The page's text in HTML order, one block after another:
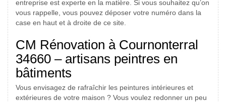
entreprise est experte en la matière. Si vous souhaitez qu’on
vous rappelle, vous pouvez déposer votre numéro dans la
case en haut et à droite de ce site.
CM Rénovation à Cournonterral
34660 – artisans peintres en
bâtiments
Vous envisagez de rafraîchir les peintures intérieures et
extérieures de votre maison ? Vous voulez redonner un peu